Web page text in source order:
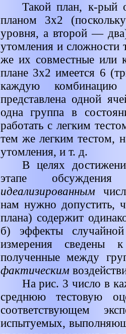
Такой план, к-рый
планом 3x2
уровня, а второй —
утомления и сложности
же их совместные или
плане 3x2 имеется 6
каждую
представлена одной
одна группа в
работать с легким
тем же легким тестом,
утомления, и т. д.
В целях
этапе обсуждения
идеализированным
нам нужно допустить,
плана) содержит
б) эффекты
измерения
полученные между
фактическим
На рис. 3 число в
среднюю тестовую
соответствующем
испытуемых,